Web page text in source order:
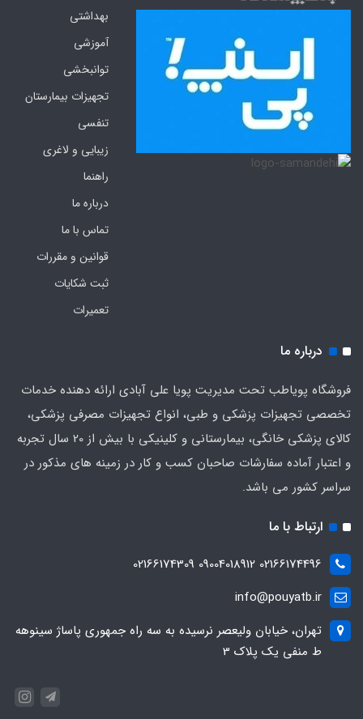
بهداشتی
آموزشی
توانبخشی
تجهیزات بیمارستان
تنفسی
زیبایی و لاغری
راهنما
درباره ما
تماس با ما
قوانین و مقررات
ثبت شکایات
تعمیرات
درباره ما
فروشگاه پویاطب تحت مدیریت پویا علی آبادی ارائه دهنده خدمات
تخصصی تجهیزات پزشکی و طبی، انواع تجهیزات مصرفی پزشکی،
کالای پزشکی خانگی، بیمارستانی و کلینیکی با بیش از 20 سال تجربه
و اعتبار آماده سفارشات صاحبان کسب و کار در زمینه های مذکور در
سراسر کشور می باشد.
ارتباط با ما
02166174496 09004018912 02166174309
info@pouyatb.ir
تهران، خیابان ولیعصر نرسیده به سه راه جمهوری پاساژ سینوهه
ط منفی یک پلاک 3